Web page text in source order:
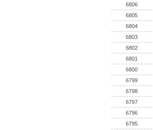
6806
6805
6804
6803
6802
6801
6800
6799
6798
6797
6796
6795